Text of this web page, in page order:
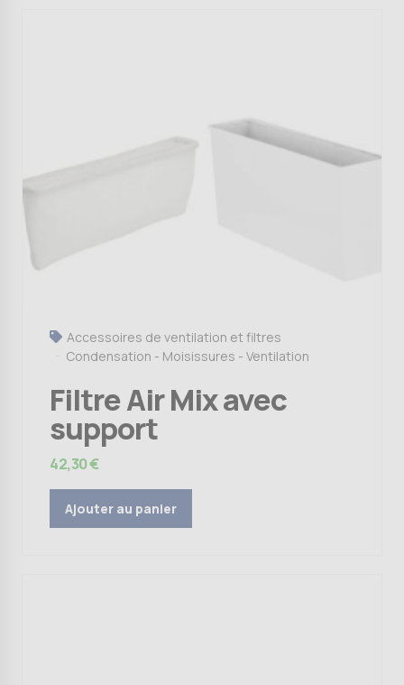
Accessoires de ventilation et filtres
Condensation - Moisissures - Ventilation
Filtre Air Mix avec
support
42,30€
Ajouter au panier